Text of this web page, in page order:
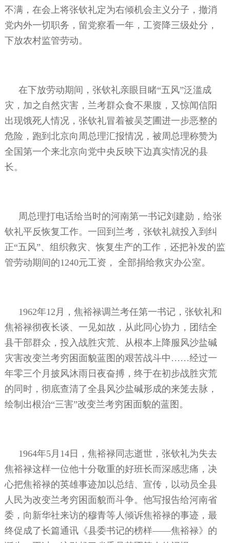
不满，在会上将张钦礼定为右倾机会主义分子，撤消
党内外一切职务，留党察看一年，工资降三级处分，
下放农村监管劳动。
在下放劳动期间，张钦礼亲眼目睹“五风”泛滥成
灾，加之自然灾害，兰考群众食不果腹，又惊闻信阳
出现饿死人情况，张钦礼冒着被吴芝圃进一步恶整的
危险，跑到北京向周总理汇报情况，被周总理称赞为
全国第一个来北京向党中央反映下边真实情况的县
长。
周总理打电话给当时的河南第一书记刘建勋，给张
钦礼平反恢复工作。一回到兰考，张钦礼就投入到纠
正“五风”、组织救灾、恢复生产的工作，还把补发的监
管劳动期间的1240元工资， 全部捐给救灾办公室。
1962年12月，焦裕禄调兰考任第一书记，张钦礼和
焦裕禄彻夜长谈、一见如故，从此同心协力，团结全
县干部群众，投入战胜灾荒、从根本上降服风沙盐碱
灾害改变兰考穷困面貌蓝图的艰苦战斗中……经过一
年零三个月披风沐雨日夜奋搏，终于在初步战胜灾荒
的同时，彻底查清了全县风沙盐碱形成的来笼去脉，
绘制出根治“三害”改变兰考穷困面貌的蓝图。
1964年5月14日，焦裕禄同志逝世，张钦礼为失去
焦裕禄这样一位他十分敬重的好班长而深感悲痛，决
心把焦裕禄的英雄事迹加以总结、宣传，以动员全县
人民为改变兰考穷困面貌而斗争。他写报告给河南省
委，向新华社来访的穆青等人倾诉焦裕禄的事迹，最
终促成了长篇通讯《县委书记的榜样——焦裕禄》的